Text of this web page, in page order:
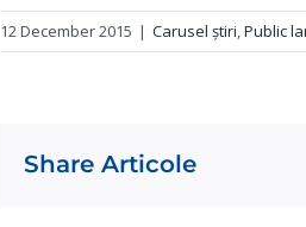
12 December 2015 | Carusel știri,Public
Share Articole